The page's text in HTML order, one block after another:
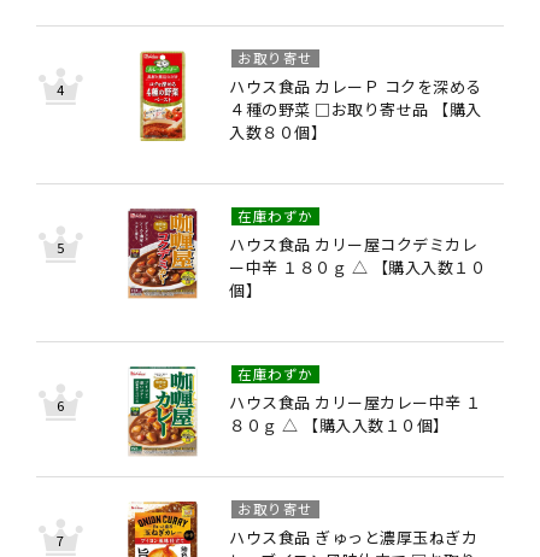
ハウス食品 カレーＰ コクを深める
４種の野菜 □お取り寄せ品 【購入
入数８０個】
お取り寄せ
ハウス食品 カリー屋コクデミカレ
ー中辛 １８０ｇ △ 【購入入数１０
個】
在庫わずか
ハウス食品 カリー屋カレー中辛 １
８０ｇ △ 【購入入数１０個】
在庫わずか
ハウス食品 ぎゅっと濃厚玉ねぎカ
お取り寄せ